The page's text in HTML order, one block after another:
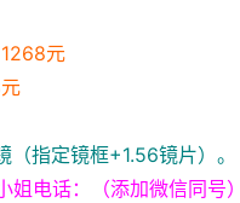
元
指定镜框+1.56镜片）。
电话：（添加微信同号）